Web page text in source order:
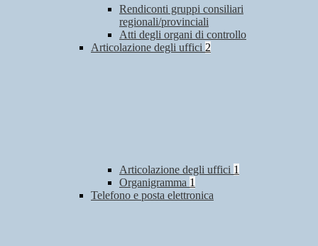
Rendiconti gruppi consiliari
regionali/provinciali
Atti degli organi di controllo
Articolazione degli uffici 2
Articolazione degli uffici 1
Organigramma 1
Telefono e posta elettronica